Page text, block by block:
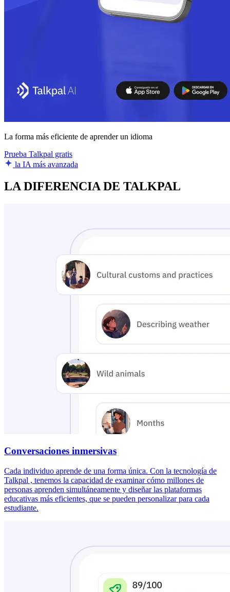
La forma más eficiente de aprender un idioma
Prueba Talkpal gratis
la IA más avanzada
LA DIFERENCIA DE TALKPAL
Conversaciones inmersivas
Cada individuo aprende de una forma única. Con la tecnología de
Talkpal , tenemos la capacidad de examinar cómo millones de
personas aprenden simultáneamente y diseñar las plataformas
educativas más eficientes, que se pueden personalizar para cada
estudiante.